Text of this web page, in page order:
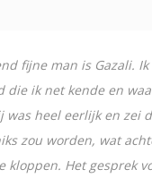
fijne man is Gazali.
die ik net kende en
was heel eerlijk en zei
zou worden, wat
kloppen. Het gesprek